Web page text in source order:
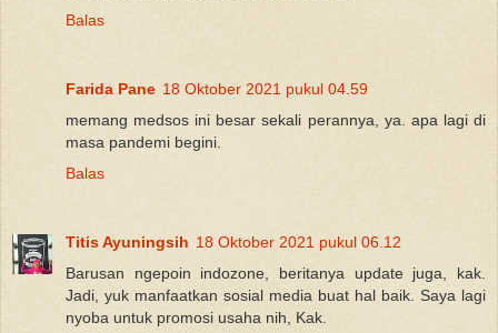
Balas
Farida Pane 18 Oktober 2021 pukul 04.59
memang medsos ini besar sekali perannya, ya. apa lagi di
masa pandemi begini.
Balas
Titis Ayuningsih 18 Oktober 2021 pukul 06.12
Barusan ngepoin indozone, beritanya update juga, kak.
Jadi, yuk manfaatkan sosial media buat hal baik. Saya lagi
nyoba untuk promosi usaha nih, Kak.